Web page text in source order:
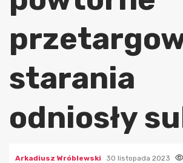
starania
odniosły
Arkadiusz Wróblewski 30 listopada 2023